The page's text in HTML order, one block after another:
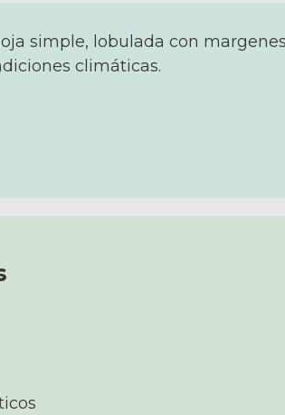
simple, lobulada con
climáticas.